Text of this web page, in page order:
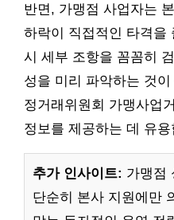
반면, 가맹점 사업자는
하락이 직접적인 타격을
시 세부 조항을 꼼꼼히
성을 미리 파악하는 것
정거래위원회 가맹사업
정보를 제공하는 데 유용
추가 인사이트: 가맹점
단순히 본사 지원에만